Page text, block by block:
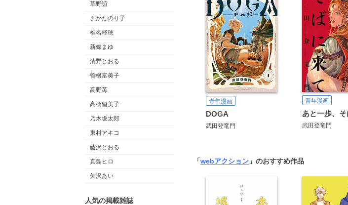
草野誼
さかたのり子
椎名軽穂
新條まゆ
清野とおる
曽根富美子
高野苺
高橋留美子
乃木坂太郎
東村アキコ
藤沢とおる
真島ヒロ
矢沢あい
人気の掲載雑誌
青年漫画
DOGA
武田登竜門
青年漫画
武田登竜門
「webアクション 」のおすすめ作品